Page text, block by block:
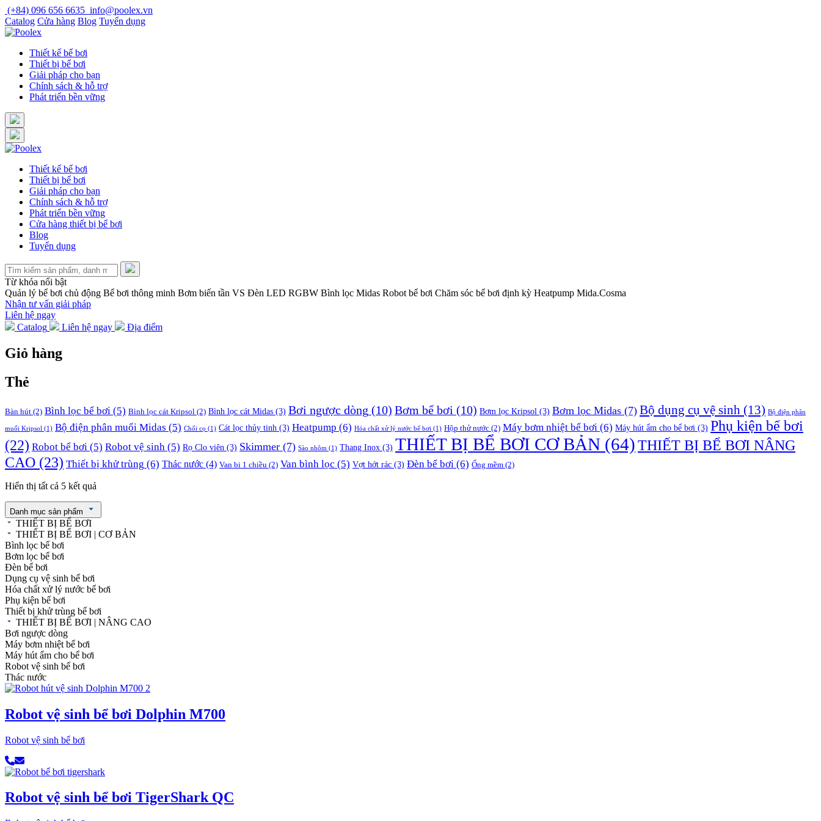
Skip
to
content
(+84) 096 656 6635 info@poolex.vn
Catalog Cửa hàng Blog Tuyển dụng
Thiết kế bể bơi
Thiết bị bể bơi
Giải pháp cho bạn
Chính sách & hỗ trợ
Phát triển bền vững
Thiết kế bể bơi
Thiết bị bể bơi
Giải pháp cho bạn
Chính sách & hỗ trợ
Phát triển bền vững
Cửa hàng thiết bị bể bơi
Blog
Tuyển dụng
Từ khóa nổi bật
Quản lý bể bơi chủ động Bể bơi thông minh Bơm biến tần VS Đèn LED RGBW Bình lọc Midas Robot bể bơi Chăm sóc bể bơi định kỳ Heatpump Mida.Cosma
Nhận tư vấn giải pháp
Liên hệ ngay
Catalog
Liên hệ ngay Địa điểm
Giỏ hàng
Thẻ
Bàn hút (2) Bình lọc bể bơi (5) Bình lọc cát Kripsol (2) Bình lọc cát Midas (3) Bơi ngược dòng (10) Bơm bể bơi (10) Bơm lọc Kripsol (3) Bơm lọc Midas (7) Bộ dụng cụ vệ sinh (13) Bộ điện phân
muối Kripsol (1) Bộ điện phân muối Midas (5) Chổi cọ (1) Cát lọc thủy tinh (3) Heatpump (6) Hóa chất xử lý nước bể bơi (1) Hộp thử nước (2) Máy bơm nhiệt bể bơi (6) Máy hút ẩm cho bể bơi (3) Phụ kiện bể bơi
(22) Robot bể bơi (5) Robot vệ sinh (5) Rọ Clo viên (3) Skimmer (7) Sào nhôm (1) Thang Inox (3) THIẾT BỊ BỂ BƠI CƠ BẢN (64)THIẾT BỊ BỂ BƠI NÂNG
CAO (23) Thiết bị khử trùng (6) Thác nước (4) Van bi 1 chiều (2) Van bình lọc (5) Vợt hớt rác (3) Đèn bể bơi (6) Ống mềm (2)
Hiển thị tất cả 5 kết quả
Danh mục sản phẩm
THIẾT BỊ BỂ BƠI
THIẾT BỊ BỂ BƠI | CƠ BẢN
Bình lọc bể bơi
Bơm lọc bể bơi
Đèn bể bơi
Dụng cụ vệ sinh bể bơi
Hóa chất xử lý nước bể bơi
Phụ kiện bể bơi
Thiết bị khử trùng bể bơi
THIẾT BỊ BỂ BƠI | NÂNG CAO
Bơi ngược dòng
Máy bơm nhiệt bể bơi
Máy hút ẩm cho bể bơi
Robot vệ sinh bể bơi
Thác nước
Robot vệ sinh bể bơi Dolphin M700
Robot vệ sinh bể bơi
Robot vệ sinh bể bơi TigerShark QC